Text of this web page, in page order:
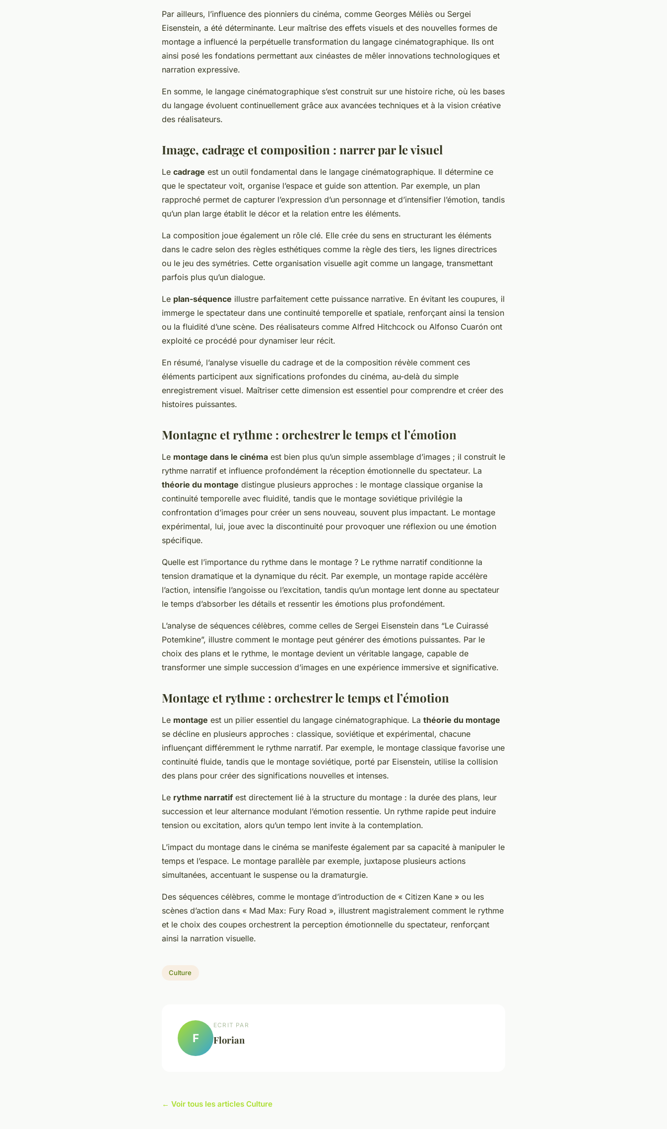
Par ailleurs, l’influence des pionniers du cinéma, comme Georges Méliès ou Sergei
Eisenstein, a été déterminante. Leur maîtrise des effets visuels et des nouvelles formes de
montage a influencé la perpétuelle transformation du langage cinématographique. Ils ont
ainsi posé les fondations permettant aux cinéastes de mêler innovations technologiques et
narration expressive.
En somme, le langage cinématographique s’est construit sur une histoire riche, où les bases
du langage évoluent continuellement grâce aux avancées techniques et à la vision créative
des réalisateurs.
Image, cadrage et composition : narrer par le visuel
Le cadrage est un outil fondamental dans le langage cinématographique. Il détermine ce
que le spectateur voit, organise l’espace et guide son attention. Par exemple, un plan
rapproché permet de capturer l’expression d’un personnage et d’intensifier l’émotion, tandis
qu’un plan large établit le décor et la relation entre les éléments.
La composition joue également un rôle clé. Elle crée du sens en structurant les éléments
dans le cadre selon des règles esthétiques comme la règle des tiers, les lignes directrices
ou le jeu des symétries. Cette organisation visuelle agit comme un langage, transmettant
parfois plus qu’un dialogue.
Le plan-séquence illustre parfaitement cette puissance narrative. En évitant les coupures, il
immerge le spectateur dans une continuité temporelle et spatiale, renforçant ainsi la tension
ou la fluidité d’une scène. Des réalisateurs comme Alfred Hitchcock ou Alfonso Cuarón ont
exploité ce procédé pour dynamiser leur récit.
En résumé, l’analyse visuelle du cadrage et de la composition révèle comment ces
éléments participent aux significations profondes du cinéma, au-delà du simple
enregistrement visuel. Maîtriser cette dimension est essentiel pour comprendre et créer des
histoires puissantes.
Montagne et rythme : orchestrer le temps et l’émotion
Le montage dans le cinéma est bien plus qu’un simple assemblage d’images ; il construit le
rythme narratif et influence profondément la réception émotionnelle du spectateur. La
théorie du montage distingue plusieurs approches : le montage classique organise la
continuité temporelle avec fluidité, tandis que le montage soviétique privilégie la
confrontation d’images pour créer un sens nouveau, souvent plus impactant. Le montage
expérimental, lui, joue avec la discontinuité pour provoquer une réflexion ou une émotion
spécifique.
Quelle est l’importance du rythme dans le montage ? Le rythme narratif conditionne la
tension dramatique et la dynamique du récit. Par exemple, un montage rapide accélère
l’action, intensifie l’angoisse ou l’excitation, tandis qu’un montage lent donne au spectateur
le temps d’absorber les détails et ressentir les émotions plus profondément.
L’analyse de séquences célèbres, comme celles de Sergei Eisenstein dans “Le Cuirassé
Potemkine”, illustre comment le montage peut générer des émotions puissantes. Par le
choix des plans et le rythme, le montage devient un véritable langage, capable de
transformer une simple succession d’images en une expérience immersive et significative.
Montage et rythme : orchestrer le temps et l’émotion
Le montage est un pilier essentiel du langage cinématographique. La théorie du montage
se décline en plusieurs approches : classique, soviétique et expérimental, chacune
influençant différemment le rythme narratif. Par exemple, le montage classique favorise une
continuité fluide, tandis que le montage soviétique, porté par Eisenstein, utilise la collision
des plans pour créer des significations nouvelles et intenses.
Le rythme narratif est directement lié à la structure du montage : la durée des plans, leur
succession et leur alternance modulant l’émotion ressentie. Un rythme rapide peut induire
tension ou excitation, alors qu’un tempo lent invite à la contemplation.
L’impact du montage dans le cinéma se manifeste également par sa capacité à manipuler le
temps et l’espace. Le montage parallèle par exemple, juxtapose plusieurs actions
simultanées, accentuant le suspense ou la dramaturgie.
Des séquences célèbres, comme le montage d’introduction de « Citizen Kane » ou les
scènes d’action dans « Mad Max: Fury Road », illustrent magistralement comment le rythme
et le choix des coupes orchestrent la perception émotionnelle du spectateur, renforçant
ainsi la narration visuelle.
Culture
F
ECRIT PAR
Florian
← Voir tous les articles Culture